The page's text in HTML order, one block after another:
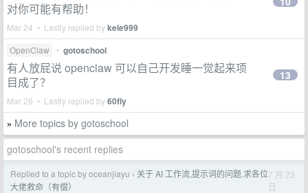
对你可能有帮助！
Mar 24 • Lastly replied bykele999
OpenClaw • gotoschool
有人放屁说 openclaw 可以自己开发睡一觉起来项
目成了？
Mar 26 • Lastly replied by60fly
13
» More topics by gotoschool
gotoschool's recent replies
Replied to a topic by oceanjiayu › 关于 AI 工作流,提示词的问题.求各位
大佬救命（有偿）
7 月 23
日